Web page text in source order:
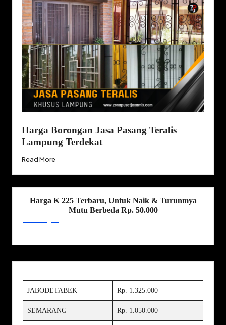
Harga Borongan Jasa Pasang Teralis
Lampung Terdekat
Read More
Harga K 225 Terbaru, Untuk Naik & Turunmya
Mutu Berbeda Rp. 50.000
JABODETABEK Rp. 1.325.000
SEMARANG Rp. 1.050.000